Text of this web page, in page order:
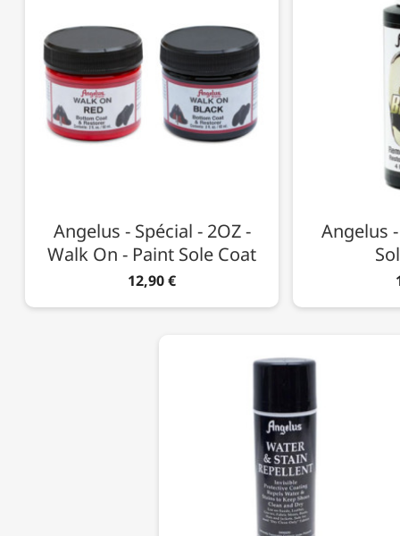
Angelus - Spécial - 2OZ -
Walk On - Paint Sole Coat
12,90 €
Angelus